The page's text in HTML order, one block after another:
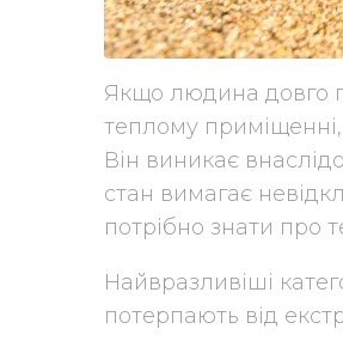
Якщо людина довго
теплому
Він виникає
стан вимагає
потрібно знати про
Найвразливіші
потерпають від